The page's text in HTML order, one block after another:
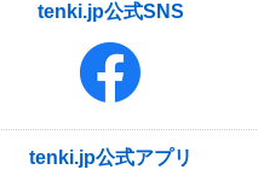
tenki.jp公式SNS
tenki.jp公式アプリ